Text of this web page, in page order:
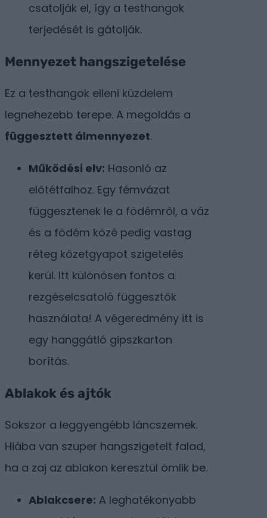
csatolják el, így a testhangok
terjedését is gátolják.
Mennyezet hangszigetelése
Ez a testhangok elleni küzdelem
legnehezebb terepe. A megoldás a
függesztett álmennyezet.
Működési elv: Hasonló az
előtétfalhoz. Egy fémvázat
függesztenek le a födémről, a váz
és a födém közé pedig vastag
réteg kőzetgyapot szigetelés
kerül. Itt különösen fontos a
rezgéselcsatoló függesztők
használata! A végeredmény itt is
egy hanggátló gipszkarton
borítás.
Ablakok és ajtók
Sokszor a leggyengébb láncszemek.
Hiába van szuper hangszigetelt falad,
ha a zaj az ablakon keresztül ömlik be.
Ablakcsere: A leghatékonyabb